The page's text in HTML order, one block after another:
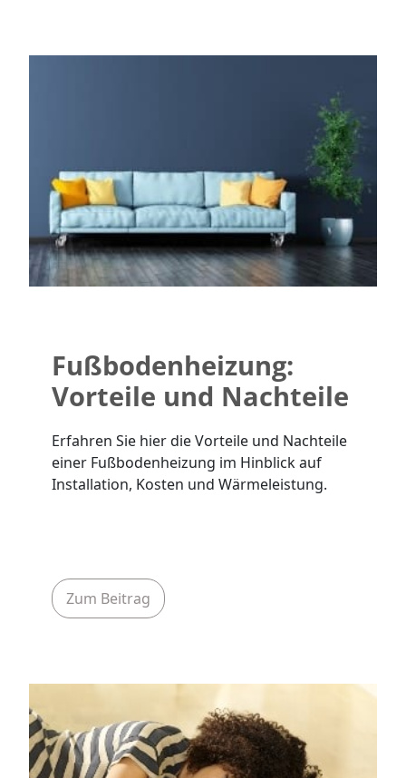
Fußbodenheizung:
Vorteile und Nachteile
Erfahren Sie hier die Vorteile und Nachteile
einer Fußbodenheizung im Hinblick auf
Installation, Kosten und Wärmeleistung.
Zum Beitrag